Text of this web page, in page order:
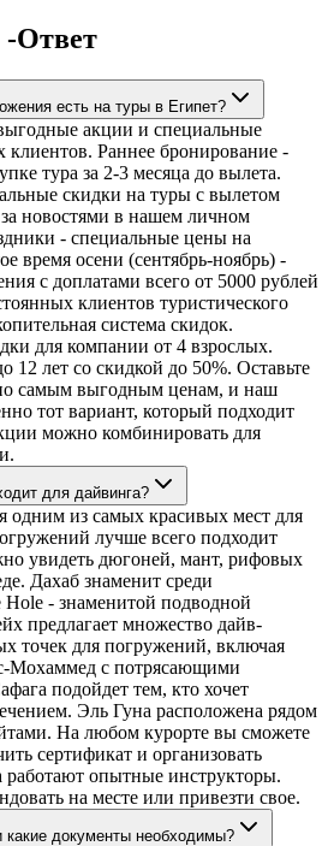
-Ответ
есть на туры в Египет?
акции и специальные
Раннее бронирование -
тура за 2-3 месяца до вылета.
скидки на туры с вылетом
за новостями в нашем личном
- специальные цены на
время осени (сентябрь-ноябрь) -
с доплатами всего от 5000 рублей
клиентов туристического
система скидок.
для компании от 4 взрослых.
12 лет со скидкой до 50%. Оставьте
самым выгодным ценам, и наш
тот вариант, который подходит
можно комбинировать для
для дайвинга?
одним из самых красивых мест для
лучше всего подходит
увидеть дюгоней, мант, рифовых
Дахаб знаменит среди
- знаменитой подводной
предлагает множество дайв-
точек для погружений, включая
Мохаммед с потрясающими
подойдет тем, кто хочет
Эль Гуна расположена рядом
На любом курорте вы сможете
сертификат и организовать
работают опытные инструкторы.
на месте или привезти свое.
какие документы необходимы?